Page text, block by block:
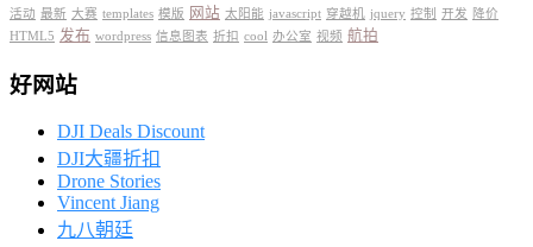
活动 最新 大赛 templates 模版 网站 太阳能 javascript 穿越机 jquery 控制 开发
降价
HTML5 发布 wordpress 信息图表 折扣 cool 办公室 视频 航拍
好网站
DJI Deals Discount
DJI大疆折扣
Drone Stories
Vincent Jiang
九八朝廷